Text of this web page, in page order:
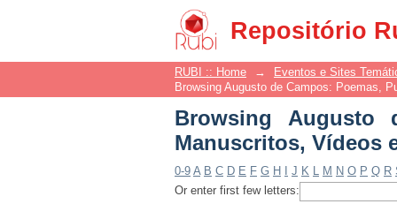
Repositório
Browsing Augusto
Gravações by Title
RUBI :: Home → Eventos e Sites
Browsing Augusto de Campos: Poemas,
Browsing Augusto
Manuscritos, Vídeos
0-9 A B C D E F G H J K L M N O P Q R
Or enter first few letters: